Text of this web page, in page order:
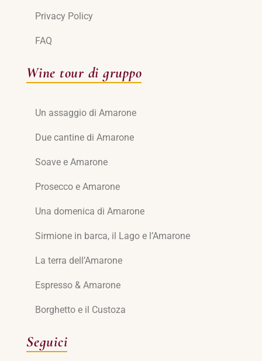
Privacy Policy
FAQ
Wine tour di gruppo
Un assaggio di Amarone
Due cantine di Amarone
Soave e Amarone
Prosecco e Amarone
Una domenica di Amarone
Sirmione in barca, il Lago e l’Amarone
La terra dell’Amarone
Espresso & Amarone
Borghetto e il Custoza
Seguici